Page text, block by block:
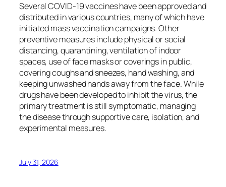
Several COVID-19 vaccines have been approved and
distributed in various countries, many of which have
initiated mass vaccination campaigns. Other
preventive measures include physical or social
distancing, quarantining, ventilation of indoor
spaces, use of face masks or coverings in public,
covering coughs and sneezes, hand washing, and
keeping unwashed hands away from the face. While
drugs have been developed to inhibit the virus, the
primary treatment is still symptomatic, managing
the disease through supportive care, isolation, and
experimental measures.
July 31, 2026